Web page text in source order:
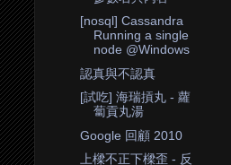
[nosql] Cassandra
Running a single
node @Windows
認真與不認真
[試吃] 海瑞摃丸 - 蘿
蔔貢丸湯
Google 回顧 2010
上樑不正下樑歪 - 反